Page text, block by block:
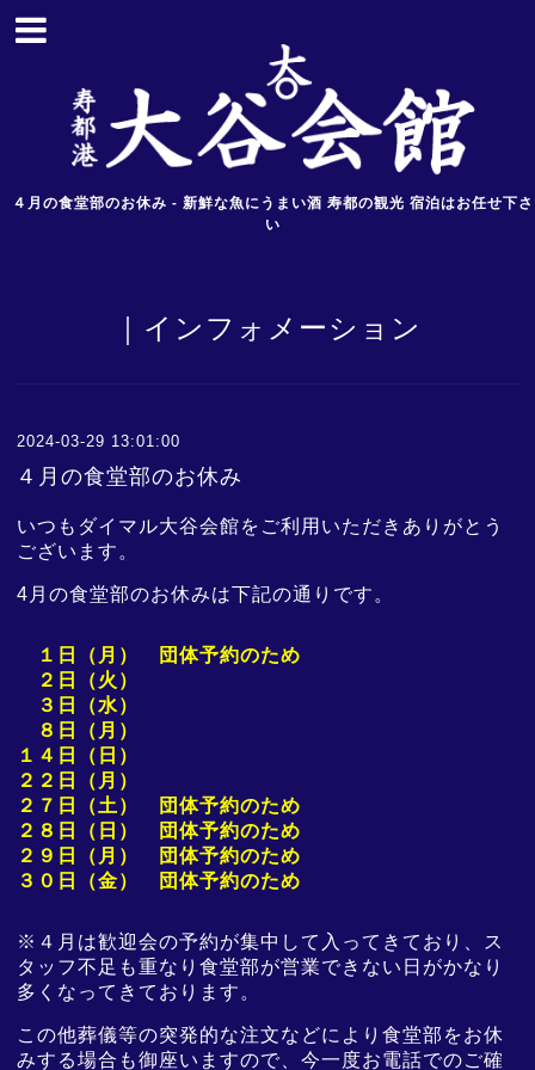
４月の食堂部のお休み - 新鮮な魚にうまい酒 寿都の観光 宿泊はお任せ下さ
い
｜インフォメーション
2024-03-29 13:01:00
４月の食堂部のお休み
いつもダイマル大谷会館をご利用いただきありがとう
ございます。
4月の食堂部のお休みは下記の通りです。
１日（月） 団体予約のため
２日（火）
３日（水）
８日（月）
１４日（日）
２２日（月）
２７日（土） 団体予約のため
２８日（日）
団体予約のため
２９日（月）
団体予約のため
３０日（金）
団体予約のため
※ ４月は歓迎会の予約が集中して入ってきており、ス
タッフ不足も重なり食堂部が営業できない日がかなり
多くなってきております。
この他葬儀等の突発的な注文などにより食堂部をお休
みする場合も御座いますので、今一度お電話でのご確